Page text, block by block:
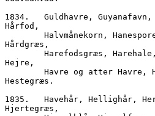
1834.	Guldhavre, Guyanafavn, Gyvelgræs, Haleaks og
Hårfod,
Hårdgræs,
Hejre,
Hestegræs.
1835.	Havehår, Hellighår, Herrersvaret og
Hjertegræs,